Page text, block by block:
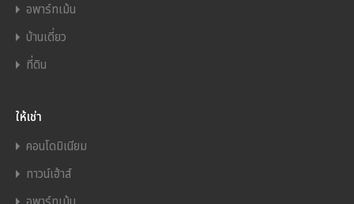
อพาร์ทเม้น
บ้านเดี่ยว
ที่ดิน
ให้เช่า
คอนโดมิเนียม
ทาวน์เฮ้าส์